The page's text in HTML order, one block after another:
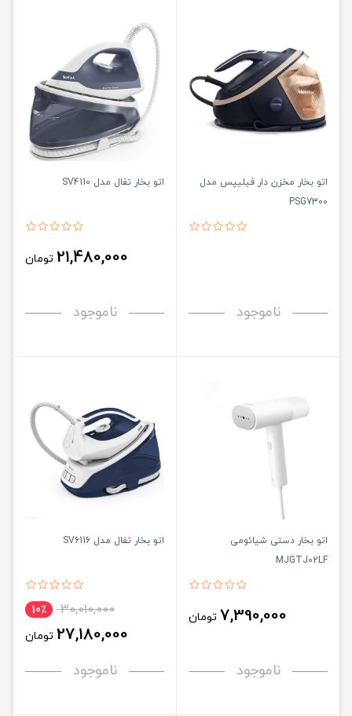
اتو بخار مخزن دار فیلیپس مدل
PSG7300
ناموجود
اتو بخار تفال مدل SV4110
21,480,000 تومان
ناموجود
اتو بخار دستی شیائومی
MJGTJ02LF
7,390,000 تومان
ناموجود
اتو بخار تفال مدل SV6116
30,010,000 10٪
27,180,000 تومان
ناموجود